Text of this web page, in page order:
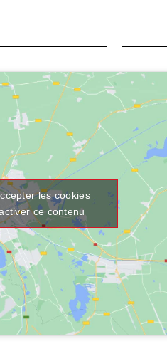
les cookies
ce contenu